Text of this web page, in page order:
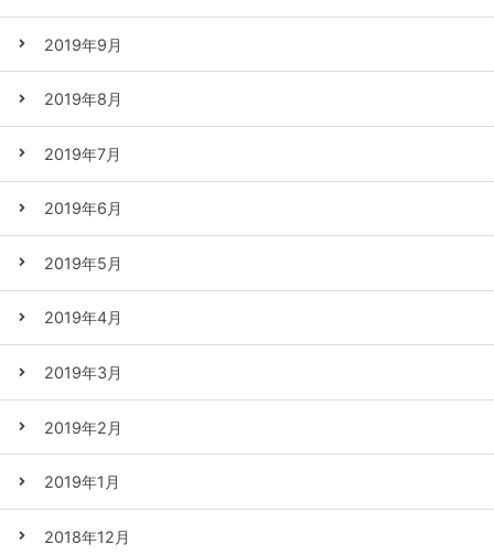
2019年9月
2019年8月
2019年7月
2019年6月
2019年5月
2019年4月
2019年3月
2019年2月
2019年1月
2018年12月